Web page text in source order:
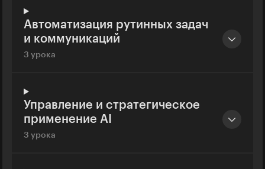
Автоматизация рутинных задач
и коммуникаций
3 урока
Управление и стратегическое
применение AI
3 урока